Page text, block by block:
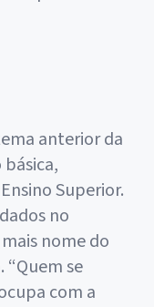
anterior da
Superior.
no
nome do
se
com a